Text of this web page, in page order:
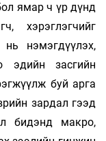
ямар ч үр дүнд
хэрэглэгчийг
нэмэгдүүлэх,
эдийн засгийн
буй арга
зардал гээд
бидэнд макро,